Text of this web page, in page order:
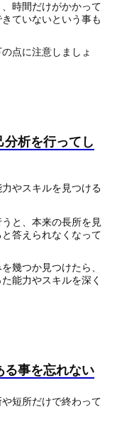
時間だけがかかって
ていないという事も
点に注意しましょ
析を行ってし
やスキルを見つける
と、本来の長所を見
答えられなくなって
幾つか見つけたら、
能力やスキルを深く
事を忘れない
短所だけで終わって